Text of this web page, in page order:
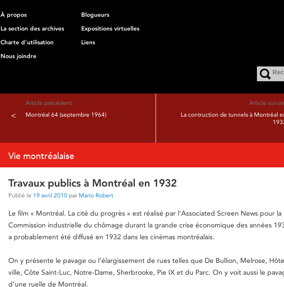
À propos
Blogueurs
La section des archives
Expositions virtuelles
Charte d'utilisation
Liens
Nous joindre
Article précédent
< Montréal 64 (septembre 1964)
Article
La contruction de tunnels à Montréal
Vie montréalaise
Travaux publics à Montréal en 1932
Publié le 19 avril 2010 par Mario Robert
Le film « Montréal. La cité du progrès » est réalisé par l’Associated Screen News pour la
Commission industrielle du chômage durant la grande crise économique des années
a probablement été diffusé en 1932 dans les cinémas montréalais.
On y présente le pavage ou l’élargissement de rues telles que De Bullion, Melrose,
ville, Côte Saint-Luc, Notre-Dame, Sherbrooke, Pie IX et du Parc. On y voit aussi le
d’une ruelle de Montréal.